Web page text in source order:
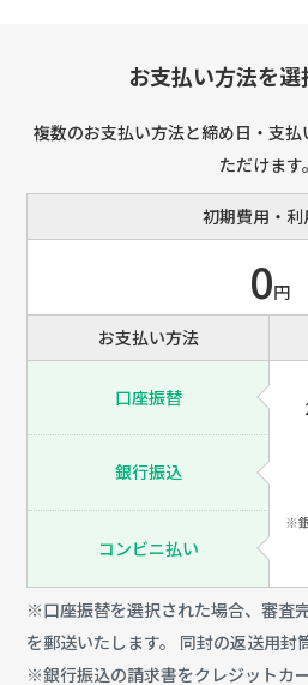
お支払い方法を
複数のお支払い方法と締め日・支
ただけます。
初期費用・利
お支払い方法
0円
口座振替
銀行振込
コンビニ払い
※
※口座振替を選択された場合、審査
を郵送いたします。 同封の返送用封
※銀行振込の請求書をクレジットカ